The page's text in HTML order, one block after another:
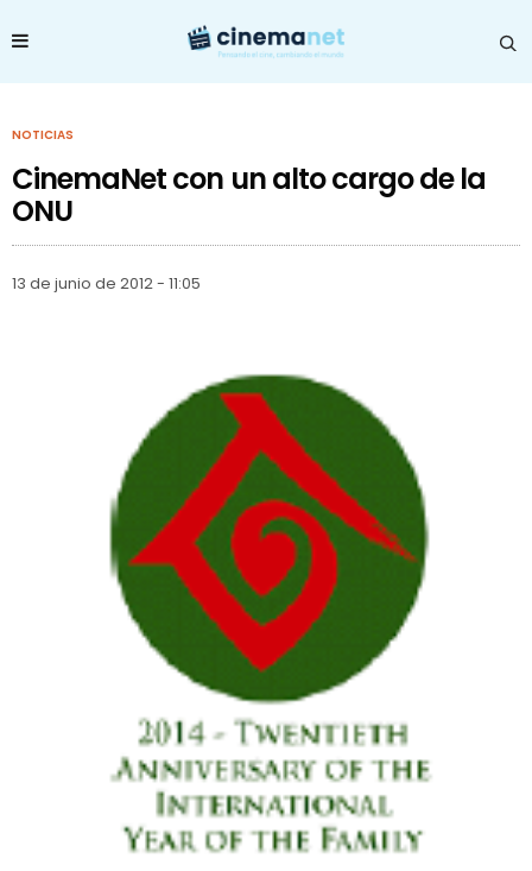
NOTICIAS
CinemaNet con un alto cargo de la
ONU
13 de junio de 2012 - 11:05